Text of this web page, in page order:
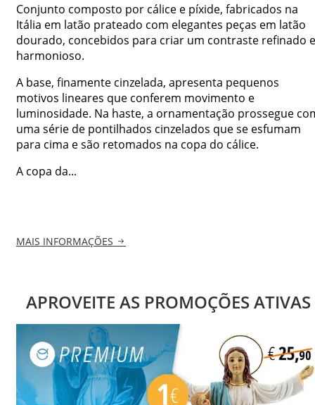
Conjunto composto por cálice e píxide, fabricados na
Itália em latão prateado com elegantes peças em latão
dourado, concebidos para criar um contraste refinado e
harmonioso.
A base, finamente cinzelada, apresenta pequenos
motivos lineares que conferem movimento e
luminosidade. Na haste, a ornamentação prossegue
uma série de pontilhados cinzelados que se esfumam
para cima e são retomados na copa do cálice.
A copa da...
MAIS INFORMAÇÕES
APROVEITE AS PROMOÇÕES ATIVAS